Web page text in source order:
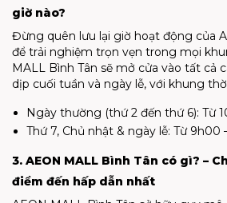
giờ nào?
Đừng quên lưu lại giờ hoạt động của
để trải nghiệm trọn vẹn trong mọi
MALL Bình Tân sẽ mở cửa vào tất cả
dịp cuối tuần và ngày lễ, với khung
Ngày thường (thứ 2 đến thứ 6): Từ
Thứ 7, Chủ nhật & ngày lễ: Từ 9h00
3. AEON MALL Bình Tân có gì? –
điểm đến hấp dẫn nhất